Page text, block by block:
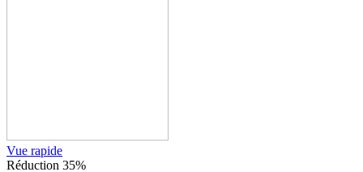
Vue rapide
Réduction 35%